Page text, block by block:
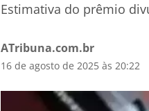
Estimativa do prêmio
ATribuna.com.br
16 de agosto de 2025 às 20:22